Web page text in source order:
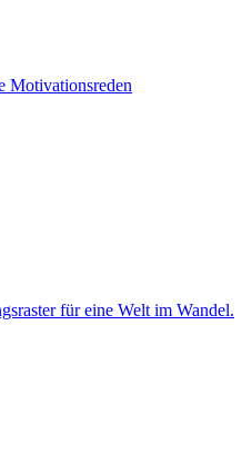
Motivationsreden
für eine Welt im Wandel.